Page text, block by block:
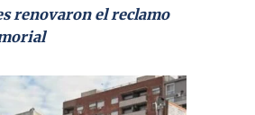
renovaron el reclamo